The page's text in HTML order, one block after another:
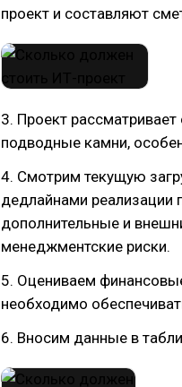
проект и составляют
3. Проект
подводные камни,
4. Смотрим текущую
дедлайнами реализации
дополнительные и
менеджментские риски.
5. Оцениваем
необходимо
6. Вносим данные в